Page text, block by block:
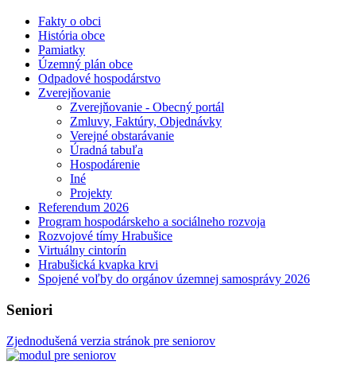
Fakty o obci
História obce
Pamiatky
Územný plán obce
Odpadové hospodárstvo
Zverejňovanie
Zverejňovanie - Obecný portál
Zmluvy, Faktúry, Objednávky
Verejné obstarávanie
Úradná tabuľa
Hospodárenie
Iné
Projekty
Referendum 2026
Program hospodárskeho a sociálneho rozvoja
Rozvojové tímy Hrabušice
Virtuálny cintorín
Hrabušická kvapka krvi
Spojené voľby do orgánov územnej samosprávy 2026
Seniori
Zjednodušená verzia stránok pre seniorov